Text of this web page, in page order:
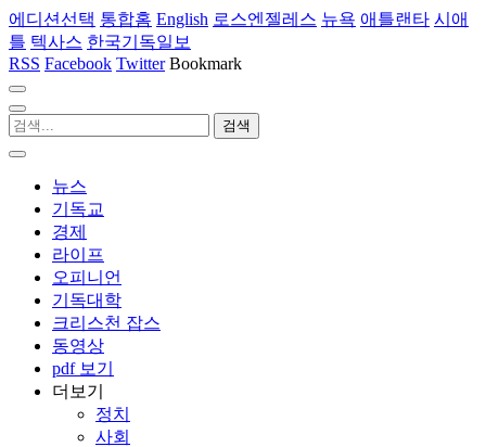
에디션선택 통합홈 English 로스엔젤레스 뉴욕 애틀랜타 시애
틀 텍사스 한국기독일보
RSS Facebook Twitter Bookmark
뉴스
기독교
경제
라이프
오피니언
기독대학
크리스천 잡스
동영상
pdf 보기
더보기
정치
사회